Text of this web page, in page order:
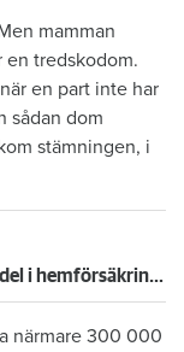
mamman
tredskodom.
en part inte har
sådan dom
stämningen, i
Ansvarsskyddet – en viktig del i hemförsäkringen
närmare 300 000